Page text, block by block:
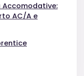
AC/A e